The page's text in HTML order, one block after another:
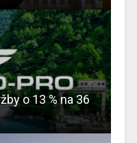
o 13 % na 36